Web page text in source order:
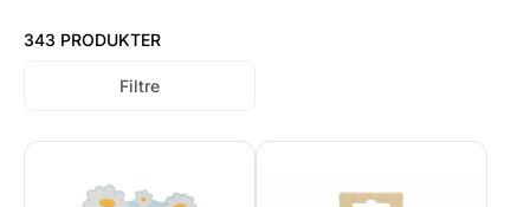
343 PRODUKTER
Filtre